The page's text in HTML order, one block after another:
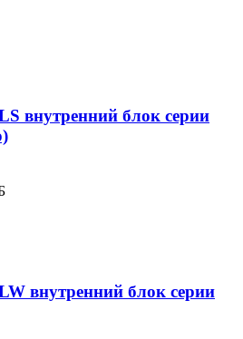
внутренний блок серии
внутренний блок серии